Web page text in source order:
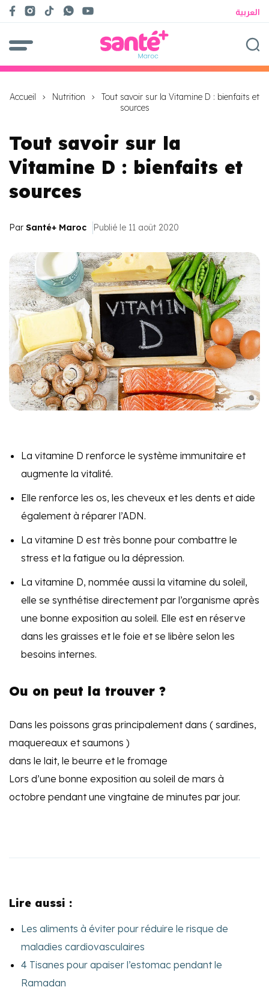
العربية
Accueil Nutrition
Tout savoir sur la Vitamine D : bienfaits et
sources
Tout savoir sur la
Vitamine D : bienfaits et
sources
Par Santé+ Maroc Publié le 11 août 2020
La vitamine D renforce le système immunitaire et
augmente la vitalité.
Elle renforce les os, les cheveux et les dents et aide
également à réparer l’ADN.
La vitamine D est très bonne pour combattre le
stress et la fatigue ou la dépression.
La vitamine D, nommée aussi la vitamine du soleil,
elle se synthétise directement par l’organisme après
une bonne exposition au soleil. Elle est en réserve
dans les graisses et le foie et se libère selon les
besoins internes.
Ou on peut la trouver ?
Dans les poissons gras principalement dans ( sardines,
maquereaux et saumons )
dans le lait, le beurre et le fromage
Lors d’une bonne exposition au soleil de mars à
octobre pendant une vingtaine de minutes par jour.
Lire aussi :
Les aliments à éviter pour réduire le risque de
maladies cardiovasculaires
4 Tisanes pour apaiser l’estomac pendant le
Ramadan